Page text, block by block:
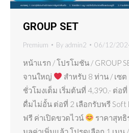
GROUP SET
Premium By admin2 06/12/
หน้าแรก / โปรโมชัน / GROUP
จานใหญ่
สำหรับ 8 ท่าน / เซ
ชั่วโมงเต็ม เริ่มต้นที่ 4,390.- ต่อ
ดื่มไม่อั้น ต่อที่ 2 เลือกรับพรี Soft
ฟรี ค่าเปิดขวดไวน์
ราคาสุท